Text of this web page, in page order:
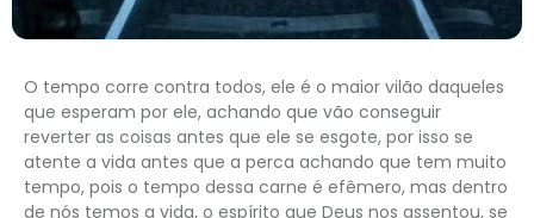
O tempo corre contra todos, ele é o maior vilão daqueles
que esperam por ele, achando que vão conseguir
reverter as coisas antes que ele se esgote, por isso se
atente a vida antes que a perca achando que tem muito
tempo, pois o tempo dessa carne é efêmero, mas dentro
de nós temos a vida, o espírito que Deus nos assentou, se